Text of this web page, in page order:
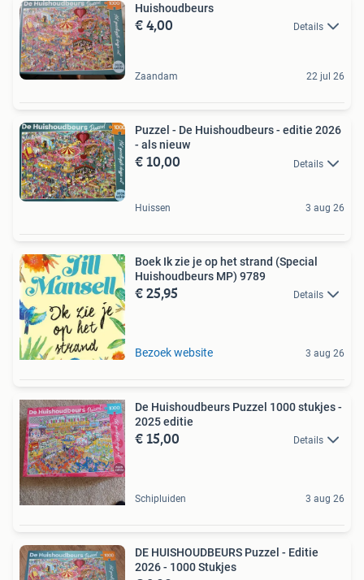
Huishoudbeurs
€ 4,00 Details
Zaandam 22 jul 26
Puzzel - De Huishoudbeurs - editie 2026
- als nieuw
€ 10,00 Details
Huissen 3 aug 26
Boek Ik zie je op het strand (Special
Huishoudbeurs MP) 9789
€ 25,95 Details
Bezoek website 3 aug 26
De Huishoudbeurs Puzzel 1000 stukjes -
2025 editie
€ 15,00 Details
Schipluiden 3 aug 26
DE HUISHOUDBEURS Puzzel - Editie
2026 - 1000 Stukjes